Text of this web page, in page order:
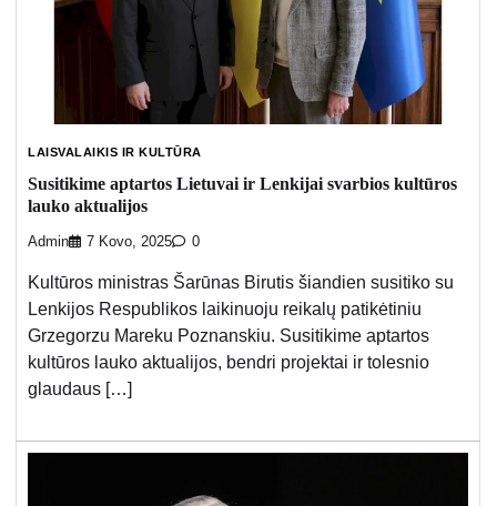
LAISVALAIKIS IR KULTŪRA
Susitikime aptartos Lietuvai ir Lenkijai svarbios kultūros
lauko aktualijos
Admin 7 Kovo, 2025 0
Kultūros ministras Šarūnas Birutis šiandien susitiko su
Lenkijos Respublikos laikinuoju reikalų patikėtiniu
Grzegorzu Mareku Poznanskiu. Susitikime aptartos
kultūros lauko aktualijos, bendri projektai ir tolesnio
glaudaus […]